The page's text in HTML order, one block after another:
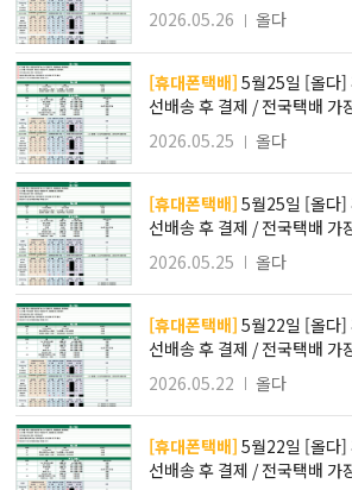
2026.05.26
올다
[휴대폰택배] 5월25일 [올다] 휴대폰성지 2차 시세표 /
선배송 후 결제 / 전국택배 가
2026.05.25
올다
[휴대폰택배] 5월25일 [올다] 휴대폰성지 1차 시세표 /
선배송 후 결제 / 전국택배 가
2026.05.25
올다
[휴대폰택배] 5월22일 [올다] 휴대폰성지 2차 시세표 /
선배송 후 결제 / 전국택배 가
2026.05.22
올다
[휴대폰택배] 5월22일 [올다] 휴대폰성지 1차 시세표 /
선배송 후 결제 / 전국택배 가